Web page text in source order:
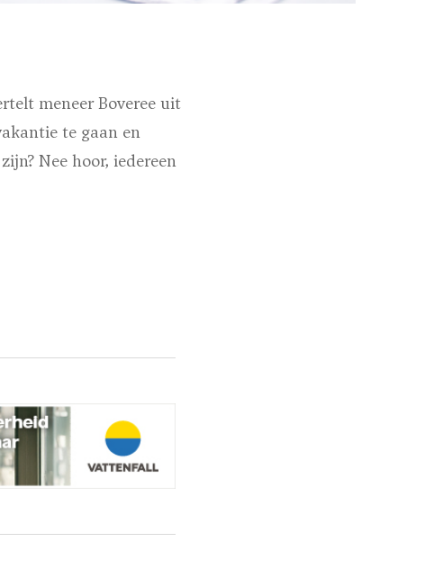
meneer Boveree uit
te gaan en
Nee hoor, iedereen